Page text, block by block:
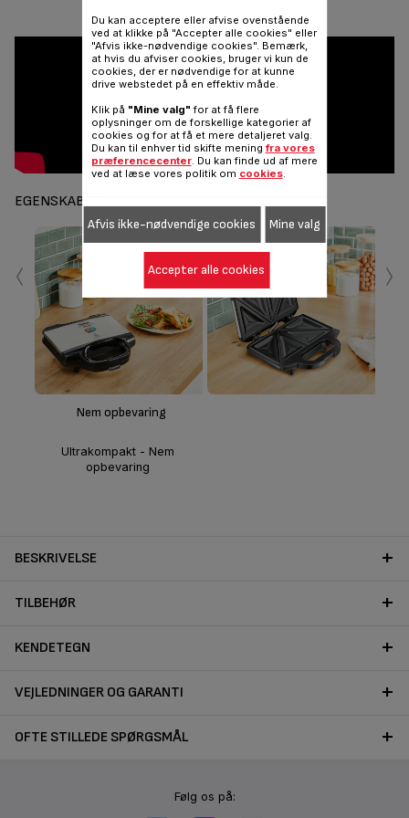
EGENSKABER
Nem opbevaring
Ultrakompakt - Nem
opbevaring
‹ ›
BESKRIVELSE
TILBEHØR
KENDETEGN
VEJLEDNINGER OG GARANTI
OFTE STILLEDE SPØRGSMÅL
Følg os på:
Du kan acceptere eller afvise ovenstående
ved at klikke på "Accepter alle cookies" eller
"Afvis ikke-nødvendige cookies". Bemærk,
at hvis du afviser cookies, bruger vi kun de
cookies, der er nødvendige for at kunne
drive webstedet på en effektiv måde.
Klik på "Mine valg" for at få flere
oplysninger om de forskellige kategorier af
cookies og for at få et mere detaljeret valg.
Du kan til enhver tid skifte mening fra vores
præferencecenter. Du kan finde ud af mere
ved at læse vores politik om cookies.
Afvis ikke-nødvendige cookies Mine valg
Accepter alle cookies